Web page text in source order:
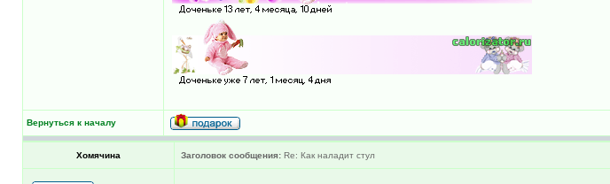
Вернуться к началу
Хомячина Заголовок сообщения: Re: Как наладит стул